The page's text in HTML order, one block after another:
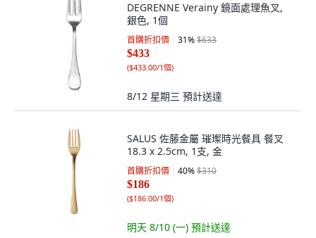
DEGRENNE Verainy 鏡面處理魚叉,
銀色, 1個
首購折扣價 31%$633
$433
($433.00/1個)
8/12 星期三 預計送達
SALUS 佐藤金屬 璀璨時光餐具 餐叉
18.3 x 2.5cm, 1支, 金
首購折扣價 40%$310
$186
($186.00/1個)
明天 8/10 (一) 預計送達